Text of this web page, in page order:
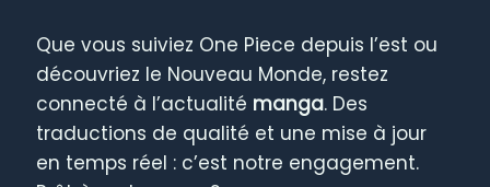
Que vous suiviez One Piece depuis l’est ou
découvriez le Nouveau Monde, restez
connecté à l’actualité manga. Des
traductions de qualité et une mise à jour
en temps réel : c’est notre engagement.